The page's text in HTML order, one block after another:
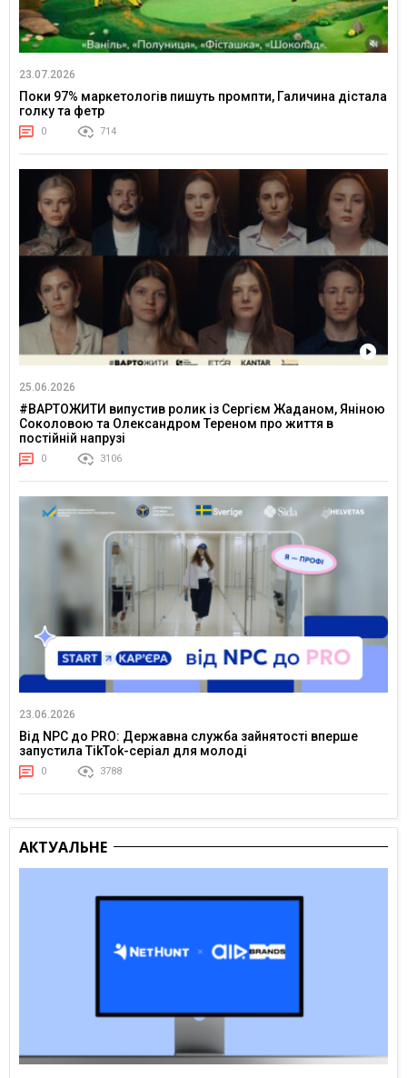
23.07.2026
Поки 97% маркетологів пишуть промпти, Галичина дістала
голку та фетр
0 714
25.06.2026
#ВАРТОЖИТИ випустив ролик із Сергієм Жаданом, Яніною
Соколовою та Олександром Тереном про життя в
постійній напрузі
0 3106
23.06.2026
Від NPC до PRO: Державна служба зайнятості вперше
запустила TikTok-серіал для молоді
0 3788
АКТУАЛЬНЕ